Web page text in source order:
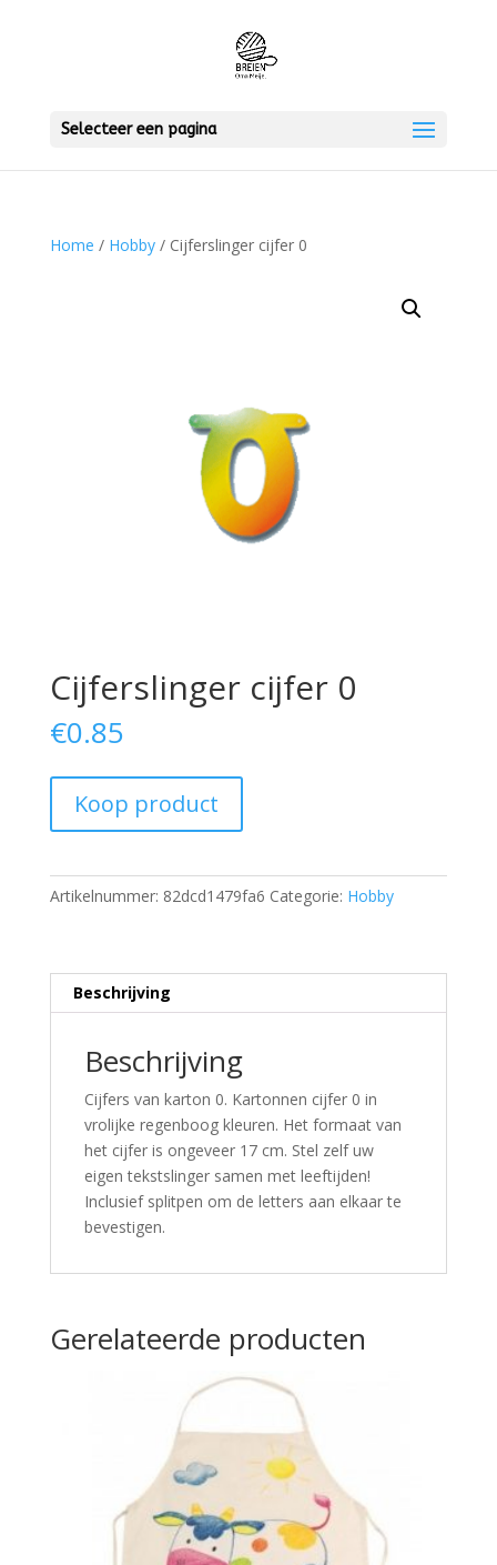
Selecteer een pagina
Home / Hobby/ Cijferslinger cijfer 0
Cijferslinger cijfer 0
€0.85
Koop product
Artikelnummer: 82dcd1479fa6 Categorie: Hobby
Beschrijving
Beschrijving
Cijfers van karton 0. Kartonnen cijfer 0 in
vrolijke regenboog kleuren. Het formaat van
het cijfer is ongeveer 17 cm. Stel zelf uw
eigen tekstslinger samen met leeftijden!
Inclusief splitpen om de letters aan elkaar te
bevestigen.
Gerelateerde producten